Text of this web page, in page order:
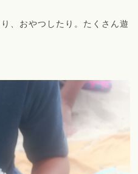
、おやつしたり。たくさん遊